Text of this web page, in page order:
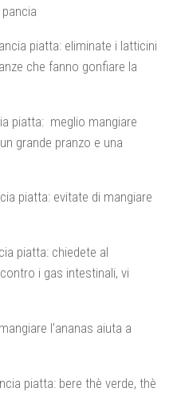
piatta: eliminate i latticini
che fanno gonfiare la
piatta: meglio mangiare
grande pranzo e una
piatta: evitate di mangiare
piatta: chiedete al
i gas intestinali, vi
l’ananas aiuta a
piatta: bere thè verde, thè